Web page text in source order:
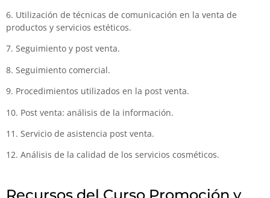
6. Utilización de técnicas de comunicación en la venta de
productos y servicios estéticos.
7. Seguimiento y post venta.
8. Seguimiento comercial.
9. Procedimientos utilizados en la post venta.
10. Post venta: análisis de la información.
11. Servicio de asistencia post venta.
12. Análisis de la calidad de los servicios cosméticos.
Recursos del Curso Promoción y